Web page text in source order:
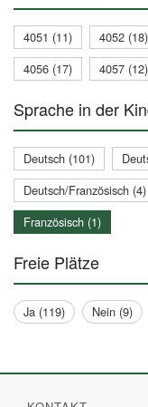
4051 (11) 4052 (18)
4056 (17)
4057 (12)
Sprache in der
Deutsch (101)
Deutsch/Französisch (4)
Französisch (1)
Freie Plätze
Ja (119) Nein (9)